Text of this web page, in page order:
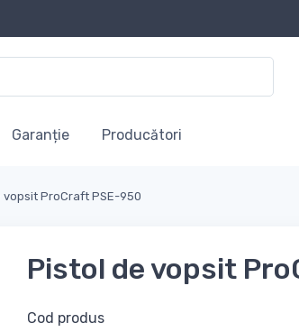
Garanție Producători
vopsit ProCraft PSE-950
Pistol de vopsit
Cod produs